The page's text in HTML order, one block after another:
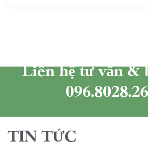
Liên hệ tư vấn &
TIN TỨC